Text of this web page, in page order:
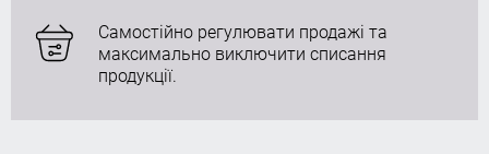
Самостійно регулювати продажі та
максимально виключити списання
продукції.